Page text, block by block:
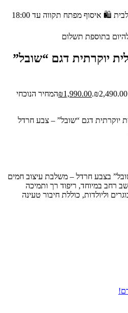
🛍️ איסוף מפתח תקווה עד 18:00
בתוספת תשלום
יוקרתית דגם “שובל”
₪1,990.00
המחיר הנוכחי
יוקרתית דגם “שובל” – צבע חרדל
בצבע חרדל – משלבת עיצוב חמים
רחב במיוחד, ריפוד רך ותמיכה
וליולדות, כוללת חיבור טעינה